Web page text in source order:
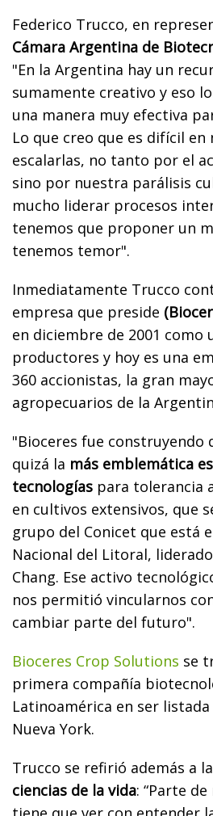
Federico Trucco, en
Cámara Argentina de
"En la Argentina hay un
sumamente creativo y eso
una manera muy efectiva
Lo que creo que es difícil en
escalarlas, no tanto por el
sino por nuestra parálisis
mucho liderar procesos
tenemos que proponer un
tenemos temor".
Inmediatamente Trucco
empresa que preside
en diciembre de 2001 como
productores y hoy es una
360 accionistas, la gran
agropecuarios de la
"Bioceres fue
quizá la más emblemática
tecnologías para tolerancia
en cultivos extensivos, que
grupo del Conicet que está
Nacional del Litoral,
Chang. Ese activo
nos permitió vincularnos
cambiar parte del futuro".
Bioceres Crop Solutions se
primera compañía
Latinoamérica en ser listada
Nueva York.
Trucco se refirió además a la
ciencias de la vida: “Parte